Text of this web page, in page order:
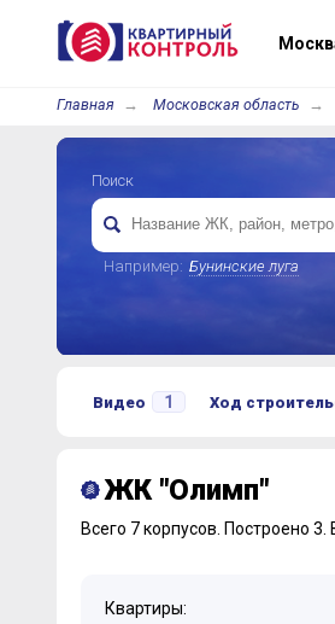
Главная Московская область
Поиск
Например: Бунинские луга
Видео 1 Ход
ЖК "Олимп"
Всего 7 корпусов. Построено 3.
Квартиры: